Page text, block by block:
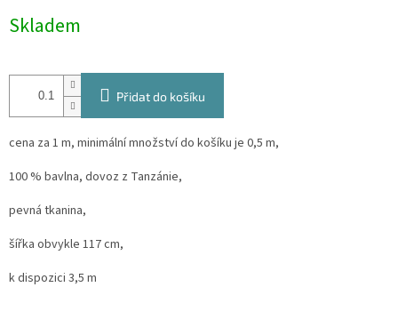
cena:
Skladem
Přidat do košíku
cena za 1 m, minimální množství do košíku je 0,5 m,
100 % bavlna, dovoz z Tanzánie,
pevná tkanina,
šířka obvykle 117 cm,
k dispozici 3,5 m